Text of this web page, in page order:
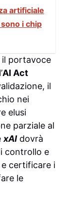
artificiale
i chip
il portavoce
AI Act
il
nei
elusi
parziale al
xAIdovrà
controllo e
certificare i
le